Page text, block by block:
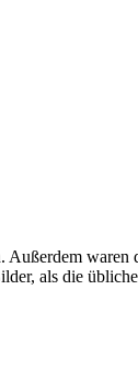
waren
als die